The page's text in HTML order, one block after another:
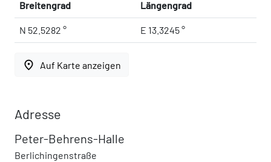
Breitengrad Längengrad
N 52.5282 ° E 13.3245 °
place Auf Karte anzeigen
Adresse
Peter-Behrens-Halle
Berlichingenstraße